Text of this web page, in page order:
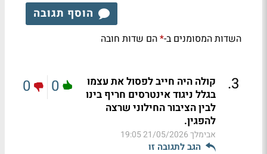
הוסף תגובה
השדות המסומנים ב-*הם שדות חובה
3
.
קולה היה חייב לפסול את עצמו
בגלל ניגוד אינטרסים חריף בינו
לבין הציבור החילוני שרצה
להפגין.
אבימלך21/05/2026 19:05
הגב לתגובה זו
0
0